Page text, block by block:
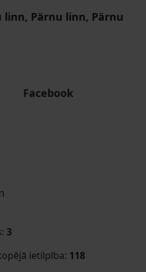
linn, Pärnu linn, Pärnu
Facebook
: 3
ietilpība: 118